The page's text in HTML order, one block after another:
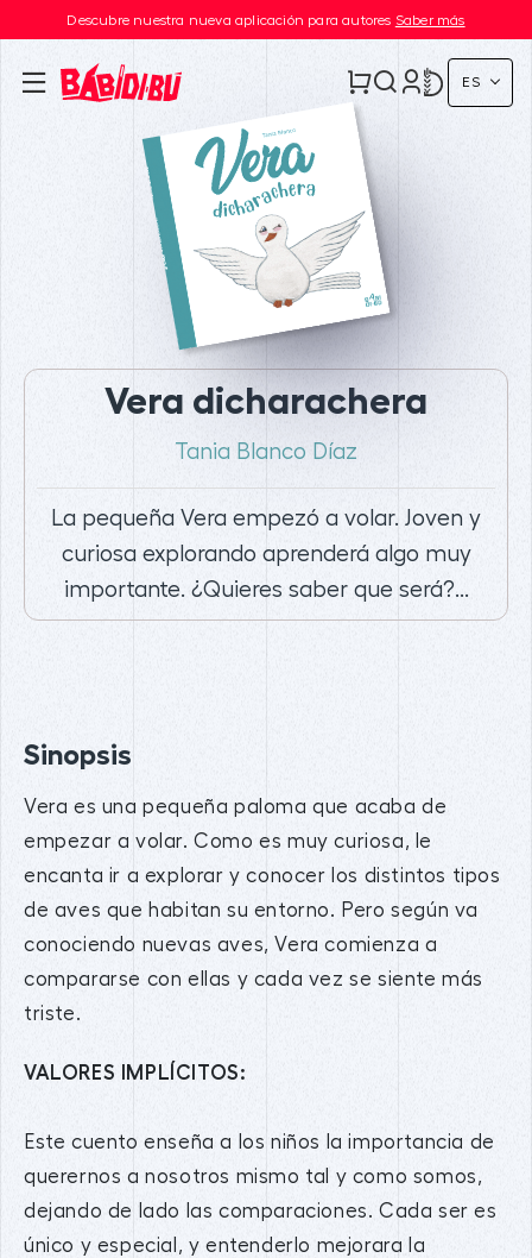
Descubre nuestra nueva aplicación para autores Saber más
ES
Vera dicharachera
Tania Blanco Díaz
La pequeña Vera empezó a volar. Joven y
curiosa explorando aprenderá algo muy
importante. ¿Quieres saber que será?...
Sinopsis
Vera es una pequeña paloma que acaba de
empezar a volar. Como es muy curiosa, le
encanta ir a explorar y conocer los distintos tipos
de aves que habitan su entorno. Pero según va
conociendo nuevas aves, Vera comienza a
compararse con ellas y cada vez se siente más
triste.
VALORES IMPLÍCITOS:
Este cuento enseña a los niños la importancia de
querernos a nosotros mismo tal y como somos,
dejando de lado las comparaciones. Cada ser es
único y especial, y entenderlo mejorara la